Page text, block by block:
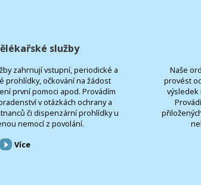
služby
zahrnují vstupní, periodické a
prohlídky, očkování na žádost
první pomoci apod. Provádím
v otázkách ochrany a
či dispenzární prohlídky u
nemocí z povolání.
Více
Naše
provést
výsledek